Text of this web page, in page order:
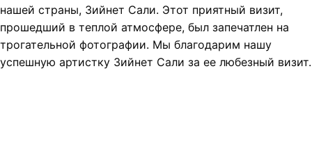
нашей страны, Зийнет Сали. Этот приятный визит,
прошедший в теплой атмосфере, был запечатлен на
трогательной фотографии. Мы благодарим нашу
успешную артистку Зийнет Сали за ее любезный визит.